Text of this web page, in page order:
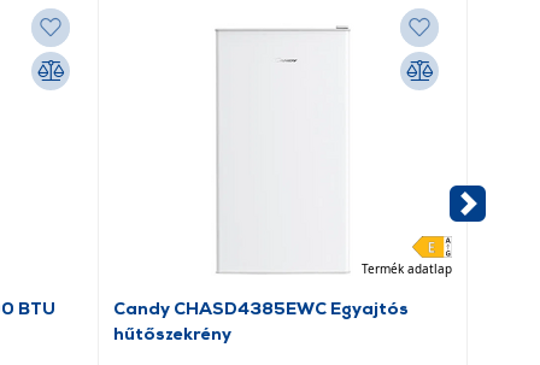
BTU
Termék adatlap
Candy CHASD4385EWC Egyajtós
hűtőszekrény